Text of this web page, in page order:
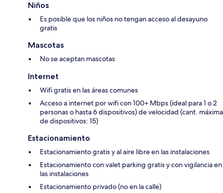
Niños
Es posible que los niños no tengan acceso al desayuno
gratis
Mascotas
No se aceptan mascotas
Internet
Wifi gratis en las áreas comunes
Acceso a internet por wifi con 100+ Mbps (ideal para 1 o 2
personas o hasta 6 dispositivos) de velocidad (cant. máxima
de dispositivos: 15)
Estacionamiento
Estacionamiento gratis y al aire libre en las instalaciones
Estacionamiento con valet parking gratis y con vigilancia en
las instalaciones
Estacionamiento privado (no en la calle)